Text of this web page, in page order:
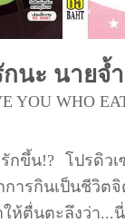
กนะ นายจ้
YOU WHO
ขึ้น!? โปรดิวเ
ารกินเป็นชีวิต
ตื่นตะลึงว่า...